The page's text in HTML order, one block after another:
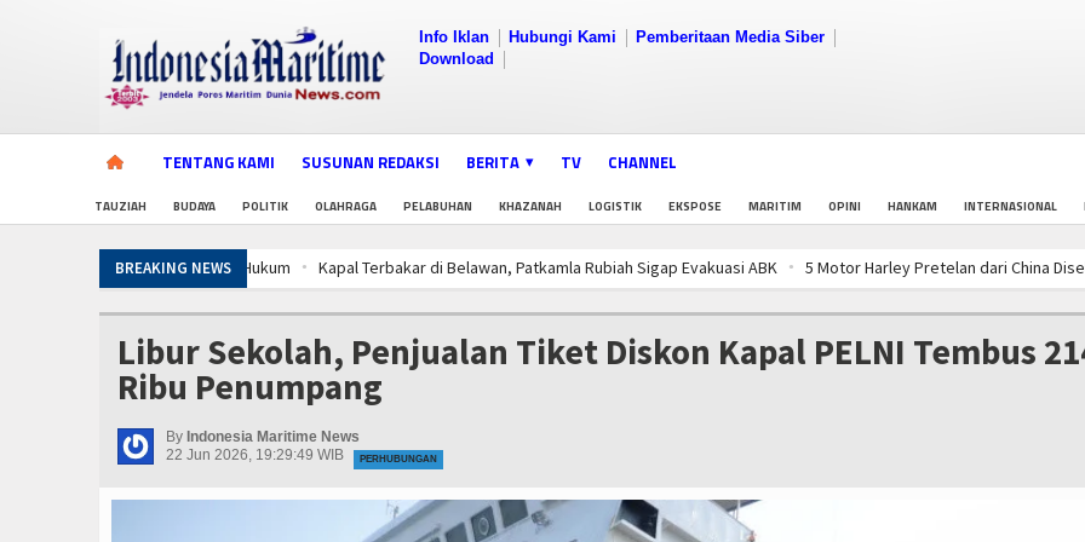
Info Iklan Hubungi Kami
Pemberitaan Media Siber
Download
TENTANG KAMI SUSUNAN REDAKSI BERITA TV CHANNEL
TAUZIAH BUDAYA POLITIK OLAHRAGA PELABUHAN KHAZANAH LOGISTIK EKSPOSE MARITIM OPINI HANKAM INTERNASIONAL
BREAKING NEWS Kapal Terbakar di Belawan, Patkamla Rubiah Sigap Evakuasi ABK 5 Motor Harley Pretelan dari China
5 Motor Harley Pretelan dari China
Aksi Kolaborasi Lindungi Mangrove dan Populasi Kerang Dara di Bangka Belitung
PWI Pusat-AFPI Gelar
Kapal Terbakar di Belawan, Patkamla Rubiah Sigap Evakuasi ABK
5 Motor Harley Pretelan dari China
Aksi Kolaborasi Lindungi Mangrove dan Populasi Kerang Dara di Bangka Belitung
PWI Pusat-AFPI Gelar
Libur Sekolah, Penjualan Tiket Diskon Kapal PELNI Tembus
Ribu Penumpang
By Indonesia Maritime News
22 Jun 2026, 19:29:49 WIB
PERHUBUNGAN